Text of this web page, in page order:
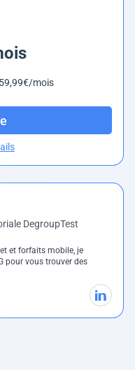
mois
DegroupTest
et forfaits mobile, je
pour vous trouver des